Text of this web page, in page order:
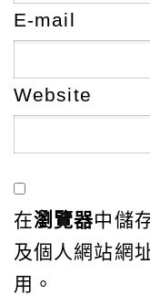
E-mail
Website
在瀏覽器中儲
及個人網站網
用。